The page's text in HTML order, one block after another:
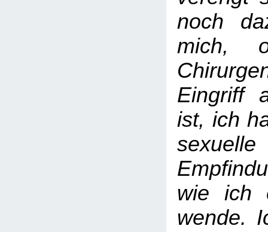
noch
mich,
Eingriff
ist, ich
sexuelle
wie ich
wende.